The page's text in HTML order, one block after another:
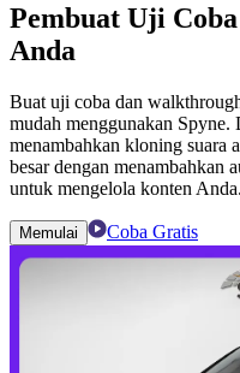
Pembuat Uji
Anda
Buat uji coba dan
mudah menggunakan Spyne.
menambahkan kloning suara
besar dengan menambahkan
untuk mengelola konten Anda.
Memulai Coba Gratis